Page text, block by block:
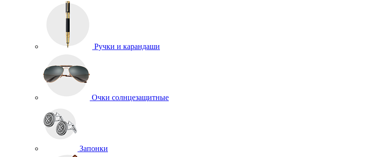
Ручки и карандаши
Очки солнцезащитные
Запонки